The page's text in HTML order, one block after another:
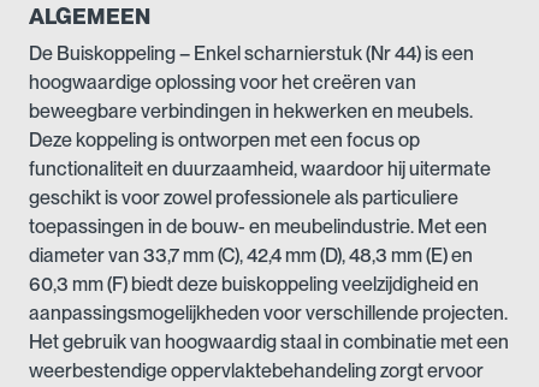
ALGEMEEN
De Buiskoppeling – Enkel scharnierstuk (Nr 44) is een
hoogwaardige oplossing voor het creëren van
beweegbare verbindingen in hekwerken en meubels.
Deze koppeling is ontworpen met een focus op
functionaliteit en duurzaamheid, waardoor hij uitermate
geschikt is voor zowel professionele als particuliere
toepassingen in de bouw- en meubelindustrie. Met een
diameter van 33,7 mm (C), 42,4 mm (D), 48,3 mm (E) en
60,3 mm (F) biedt deze buiskoppeling veelzijdigheid en
aanpassingsmogelijkheden voor verschillende projecten.
Het gebruik van hoogwaardig staal in combinatie met een
weerbestendige oppervlaktebehandeling zorgt ervoor